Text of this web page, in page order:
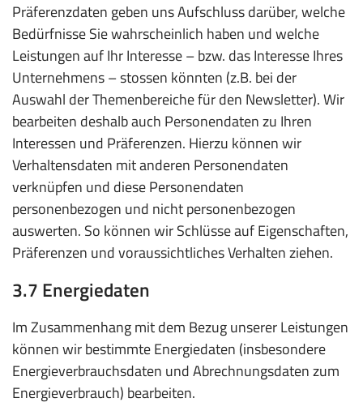
Präferenzdaten geben uns Aufschluss darüber, welche
Bedürfnisse Sie wahrscheinlich haben und welche
Leistungen auf Ihr Interesse – bzw. das Interesse Ihres
Unternehmens – stossen könnten (z.B. bei der
Auswahl der Themenbereiche für den Newsletter). Wir
bearbeiten deshalb auch Personendaten zu Ihren
Interessen und Präferenzen. Hierzu können wir
Verhaltensdaten mit anderen Personendaten
verknüpfen und diese Personendaten
personenbezogen und nicht personenbezogen
auswerten. So können wir Schlüsse auf Eigenschaften,
Präferenzen und voraussichtliches Verhalten ziehen.
3.7 Energiedaten
Im Zusammenhang mit dem Bezug unserer Leistungen
können wir bestimmte Energiedaten (insbesondere
Energieverbrauchsdaten und Abrechnungsdaten zum
Energieverbrauch) bearbeiten.